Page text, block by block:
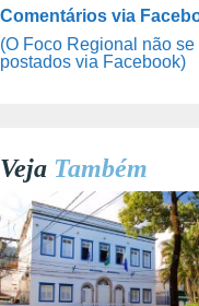
Comentários via
(O Foco Regional não
postados via Facebook)
Veja Também